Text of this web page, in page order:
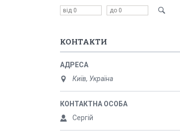
КОНТАКТИ
Київ, Україна
Сергій